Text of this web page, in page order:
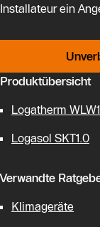
Installateur ein
Produktübersicht
Logatherm
Logasol SKT1.0
Verwandte
Klimageräte